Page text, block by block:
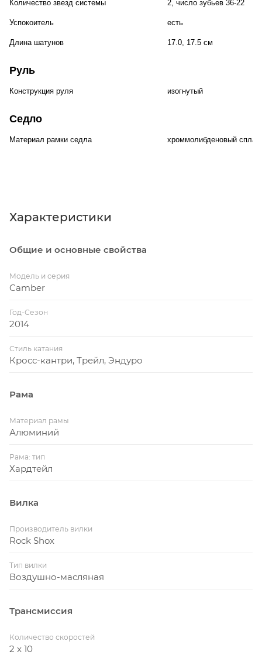
Количество звезд системы 2, число зубьев 36-22
Успокоитель есть
Длина шатунов 17.0, 17.5 см
Руль
Конструкция руля изогнутый
Седло
Материал рамки седла хроммолибденовый сплав
Характеристики
Общие и основные свойства
Модель и серия
Camber
Год-Сезон
2014
Стиль катания
Кросс-кантри, Трейл, Эндуро
Рама
Материал рамы
Алюминий
Рама: тип
Хардтейл
Вилка
Производитель вилки
Rock Shox
Тип вилки
Воздушно-масляная
Трансмиссия
Количество скоростей
2 x 10